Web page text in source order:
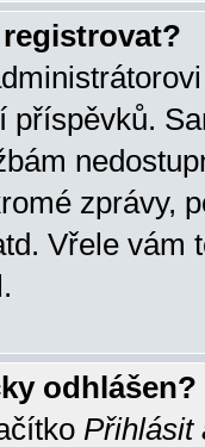
příspěvků.
zprávy,
Vřele vám
odhlášen?
Přihlásit